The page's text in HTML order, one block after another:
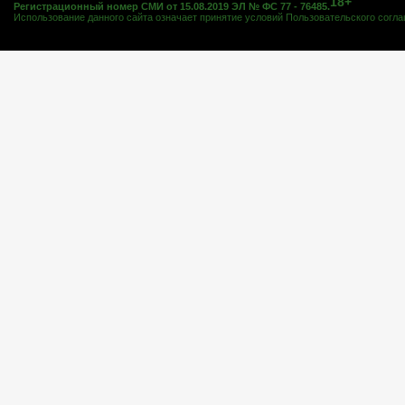
Регистрационный номер СМИ от 15.08.2019 ЭЛ № ФС 77 - 76485.
Использование данного сайта означает принятие условий Пользовательского